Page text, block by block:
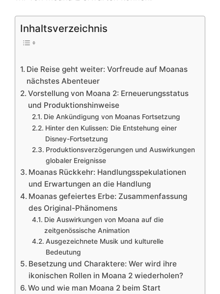
Inhaltsverzeichnis
Die Reise geht weiter: Vorfreude auf Moanas
nächstes Abenteuer
Vorstellung von Moana 2: Erneuerungsstatus
und Produktionshinweise
Die Ankündigung von Moanas Fortsetzung
Hinter den Kulissen: Die Entstehung einer
Disney-Fortsetzung
Produktionsverzögerungen und Auswirkungen
globaler Ereignisse
Moanas Rückkehr: Handlungsspekulationen
und Erwartungen an die Handlung
Moanas gefeiertes Erbe: Zusammenfassung
des Original-Phänomens
Die Auswirkungen von Moana auf die
zeitgenössische Animation
Ausgezeichnete Musik und kulturelle
Bedeutung
Besetzung und Charaktere: Wer wird ihre
ikonischen Rollen in Moana 2 wiederholen?
Wo und wie man Moana 2 beim Start